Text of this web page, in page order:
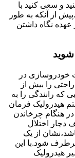
و سعی کنید با
از آنکه به طور
نگاه داشتن
در
را بیش از
که رانندگی را به
هیدرولیک فرمان
هنگام چرخاندن
دچار اختلال
از یک
شود.با این
هیدرولیک